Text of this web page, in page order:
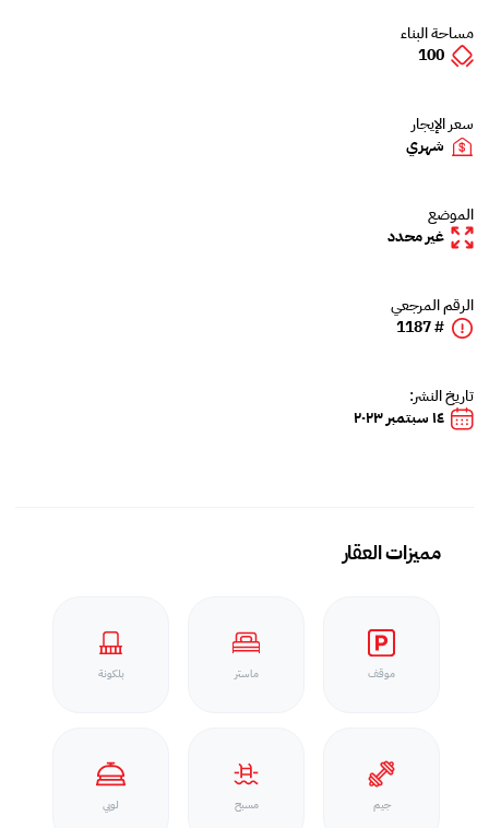
مساحة البناء
100
سعر الإيجار
شهري
الموضع
غير محدد
الرقم المرجعي
# 1187
تاريخ النشر:
١٤ سبتمبر ٢٠٢٣
مميزات العقار
موقف ماستر بلكونة
جيم مسبح لوبي